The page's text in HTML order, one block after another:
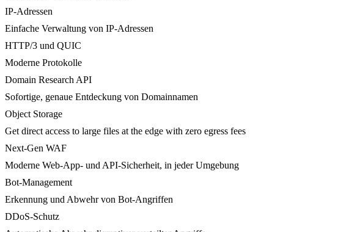
IP-Adressen
Einfache Verwaltung von IP-Adressen
HTTP/3 und QUIC
Moderne Protokolle
Domain Research API
Sofortige, genaue Entdeckung von Domainnamen
Object Storage
Get direct access to large files at the edge with zero egress fees
Next-Gen WAF
Moderne Web-App- und API-Sicherheit, in jeder Umgebung
Bot-Management
Erkennung und Abwehr von Bot-Angriffen
DDoS-Schutz